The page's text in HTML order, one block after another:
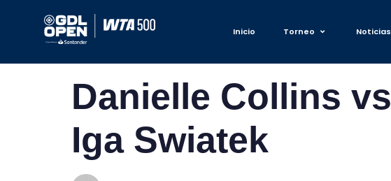
Inicio Torneo Noticias
Danielle Collins vs
Iga Swiatek